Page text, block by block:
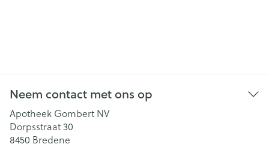
Neem contact met ons op
Apotheek Gombert NV
Dorpsstraat 30
8450 Bredene